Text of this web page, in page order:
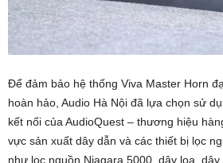
Để đảm bảo hệ thống Viva Master Horn
hoàn hảo, Audio Hà Nội đã lựa chọn sử
kết nối của AudioQuest – thương hiệu
vực sản xuất dây dẫn và các thiết bị lọc
như lọc nguồn Niagara 5000, dây loa,